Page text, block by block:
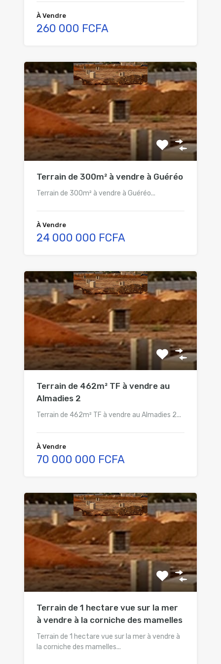
À Vendre
260 000 FCFA
Terrain de 300m² à vendre à Guéréo
Terrain de 300m² à vendre à Guéréo...
À Vendre
24 000 000 FCFA
Terrain de 462m² TF à vendre au
Almadies 2
Terrain de 462m² TF à vendre au Almadies 2...
À Vendre
70 000 000 FCFA
Terrain de 1 hectare vue sur la mer
à vendre à la corniche des mamelles
Terrain de 1 hectare vue sur la mer à vendre à
la corniche des mamelles...